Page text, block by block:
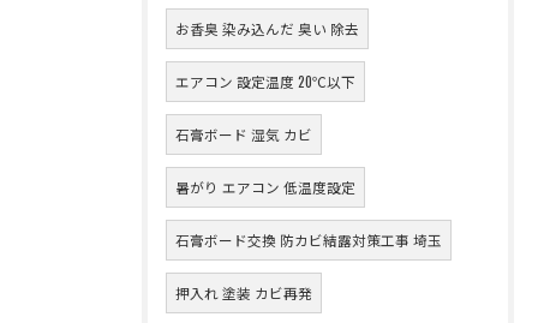
お香臭 染み込んだ 臭い 除去
エアコン 設定温度 20℃以下
石膏ボード 湿気 カビ
暑がり エアコン 低温度設定
石膏ボード交換 防カビ結露対策工事 埼玉
押入れ 塗装 カビ再発